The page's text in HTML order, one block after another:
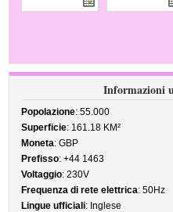
Informazioni
Popolazione: 55.000
Superficie: 161.18 KM²
Moneta: GBP
Prefisso: +44 1463
Voltaggio: 230V
Frequenza di rete elettrica: 50Hz
Lingue ufficiali: Inglese